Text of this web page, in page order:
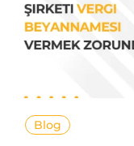
Blog